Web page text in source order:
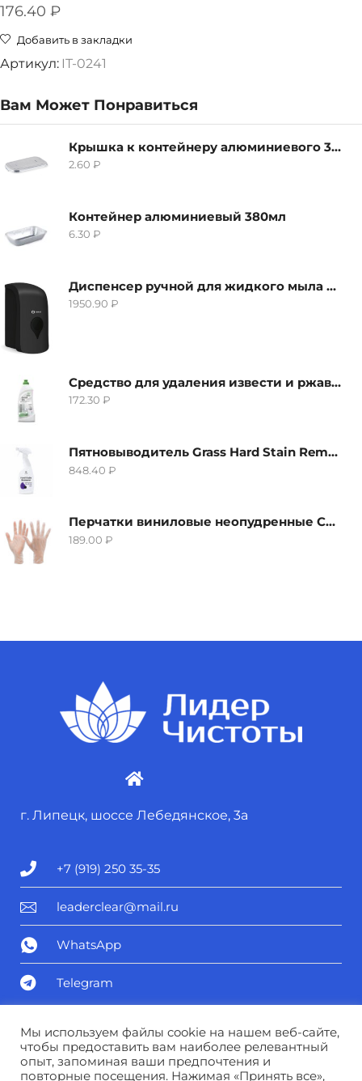
176.40 ₽
Добавить в закладки
Артикул: IT-0241
Вам Может Понравиться
Крышка к контейнеру алюминиевого 380мл
2.60 ₽
Контейнер алюминиевый 380мл
6.30 ₽
Диспенсер ручной для жидкого мыла Grass IT-0638, черный
1950.90 ₽
Средство для удаления извести и ржавчины Grass Gloss-Gel, 500мл
172.30 ₽
Пятновыводитель Grass Hard Stain Remover, 600мл
848.40 ₽
Перчатки виниловые неопудренные CTP-BS, размер S
189.00 ₽
г. Липецк, шоссе Лебедянское, 3а
+7 (919) 250 35-35
leaderclear@mail.ru
WhatsApp
Telegram
Политика конфиденциальности
Соглашение о персональных данных
Мы используем файлы cookie на нашем веб-сайте,
чтобы предоставить вам наиболее релевантный
опыт, запоминая ваши предпочтения и
повторные посещения. Нажимая «Принять все»,